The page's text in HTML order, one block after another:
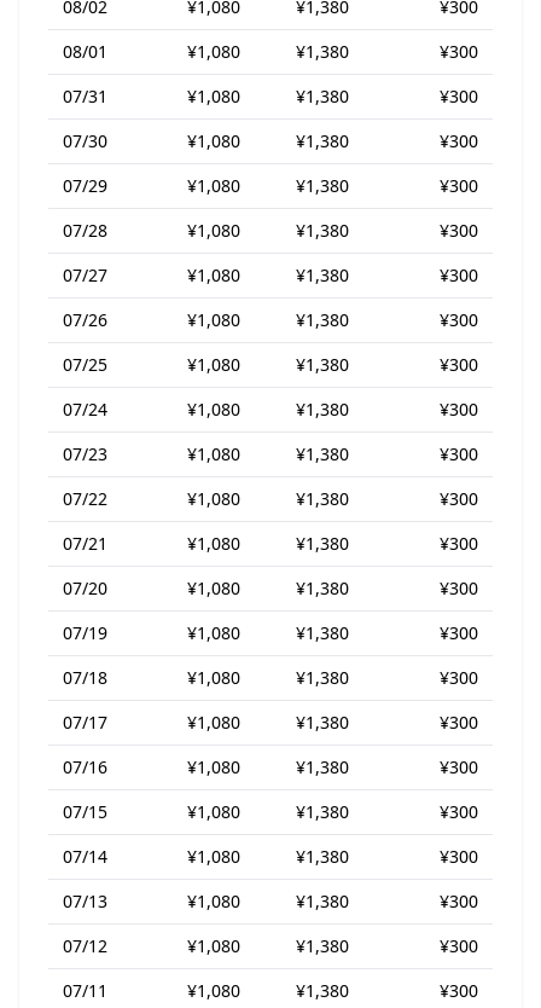
08/02 ¥1,080 ¥1,380
¥300
08/01
¥1,080 ¥1,380
¥300
07/31
¥1,080 ¥1,380
¥300
07/30
¥1,080 ¥1,380
¥300
07/29
¥1,080 ¥1,380
¥300
07/28
¥1,080 ¥1,380
¥300
07/27
¥1,080 ¥1,380
¥300
07/26
¥1,080 ¥1,380
¥300
07/25
¥1,080 ¥1,380
¥300
07/24
¥1,080 ¥1,380
¥300
07/23
¥1,080 ¥1,380
¥300
07/22
¥1,080 ¥1,380
¥300
07/21
¥1,080 ¥1,380
¥300
07/20
¥1,080 ¥1,380
¥300
07/19
¥1,080 ¥1,380
¥300
07/18
¥1,080 ¥1,380
¥300
07/17
¥1,080 ¥1,380
¥300
07/16
¥1,080 ¥1,380
¥300
07/15
¥1,080 ¥1,380
¥300
07/14
¥1,080 ¥1,380
¥300
07/13
¥1,080 ¥1,380
¥300
07/12
¥1,080 ¥1,380
¥300
07/11
¥1,080 ¥1,380
¥300